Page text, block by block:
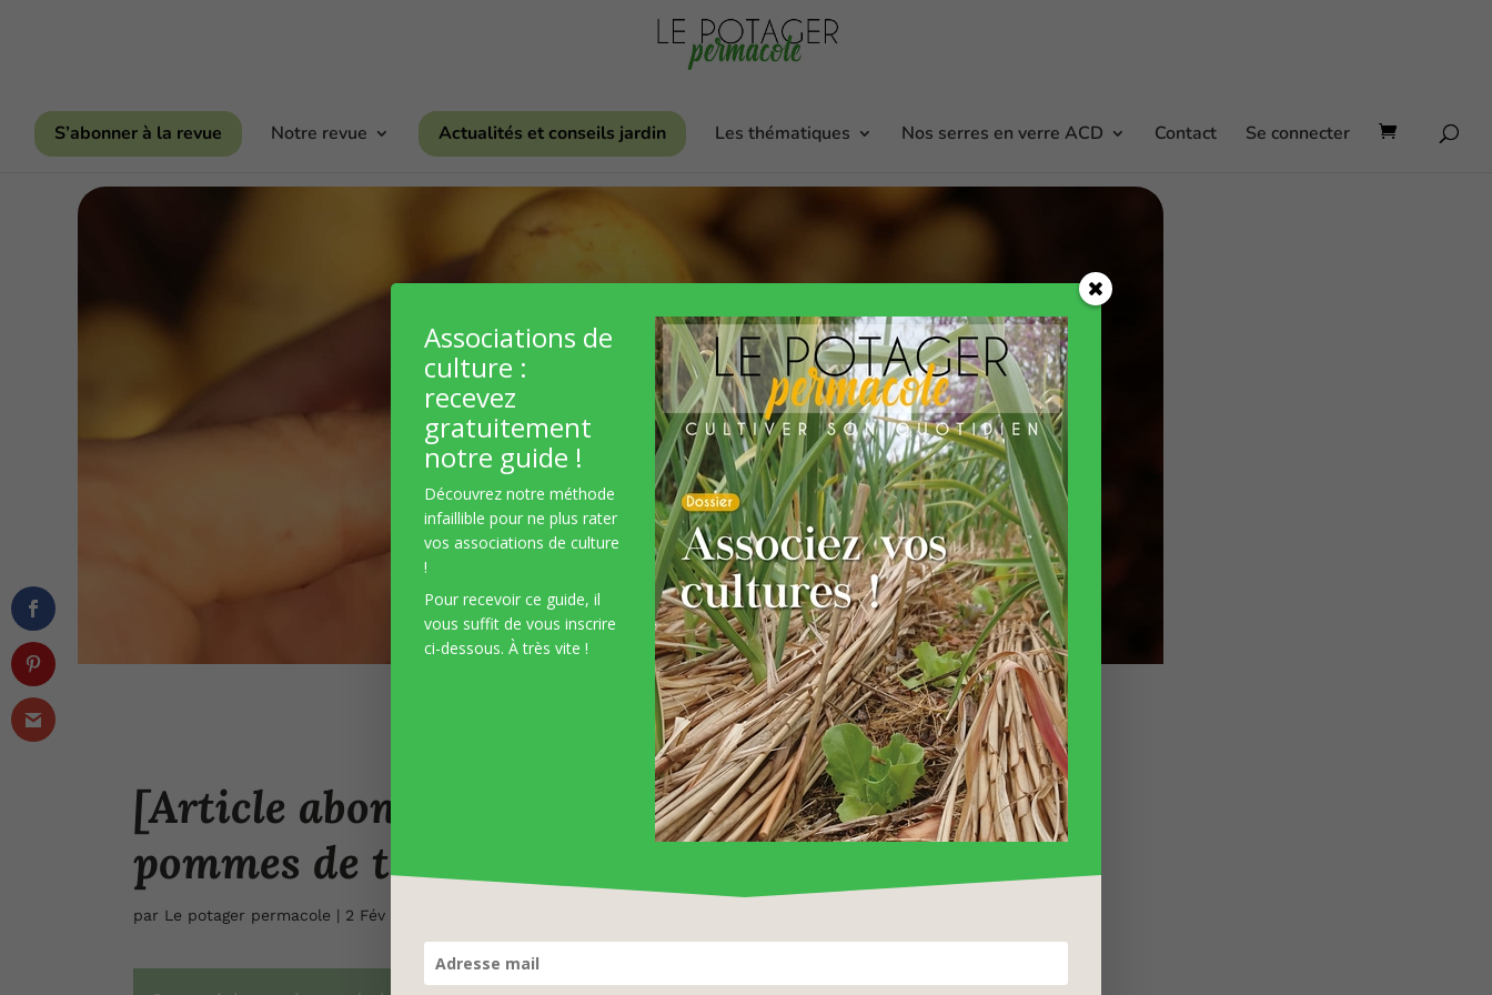
S’abonner à la revue Notre revue Actualités et conseils jardin Les thématiques Nos serres en verre ACD Contact Se connecter
[Article abonnés] La création variétale de
pommes de terre
par Le potager permacole | 2 Fév 2025
Associations de
culture :
recevez
gratuitement
notre guide !
Découvrez notre méthode
infaillible pour ne plus rater
vos associations de culture
!
Pour recevoir ce guide, il
vous suffit de vous inscrire
ci-dessous. À très vite !